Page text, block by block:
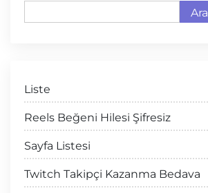
Ara
Liste
Reels Beğeni Hilesi Şifresiz
Sayfa Listesi
Twitch Takipçi Kazanma Bedava